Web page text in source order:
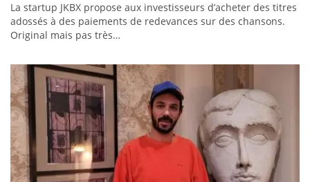
La startup JKBX propose aux investisseurs d’acheter des titres
adossés à des paiements de redevances sur des chansons.
Original mais pas très…